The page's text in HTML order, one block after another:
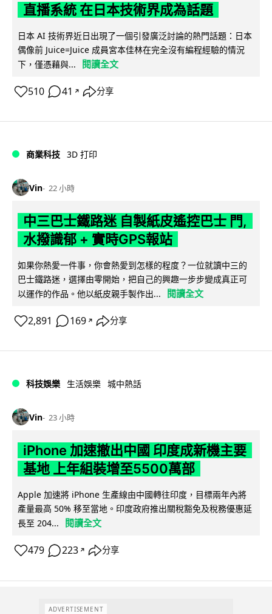
直播系統 在日本技術界成為話題
日本 AI 技術界近日出現了一個引發廣泛討論的熱門話題：日本
偶像前 Juice=Juice 成員宮本佳林在完全沒有編程經驗的情況
下，僅憑藉與...
閱讀全文
510 41 ↗ 分享
商業科技 3D 打印
Vin 22 小時
中三巴士鐵路迷 自製紙皮遙控巴士 門,
水撥識郁 + 實時GPS報站
如果你熱愛一件事，你會熱愛到怎樣的程度？一位就讀中三的
巴士鐵路迷，選擇由零開始，把自己的興趣一步步變成真正可
以運作的作品。他以紙皮親手製作出...
閱讀全文
2,891 169 ↗ 分享
科技娛樂 生活娛樂 城中熱話
Vin 23 小時
iPhone 加速撤出中國 印度成新機主要
基地 上年組裝增至5500萬部
Apple 加速將 iPhone 生產線由中國轉往印度，目標兩年內將
產量最高 50% 移至當地。印度政府推出關稅豁免及稅務優惠延
長至 204...
閱讀全文
479 223 ↗ 分享
ADVERTISEMENT